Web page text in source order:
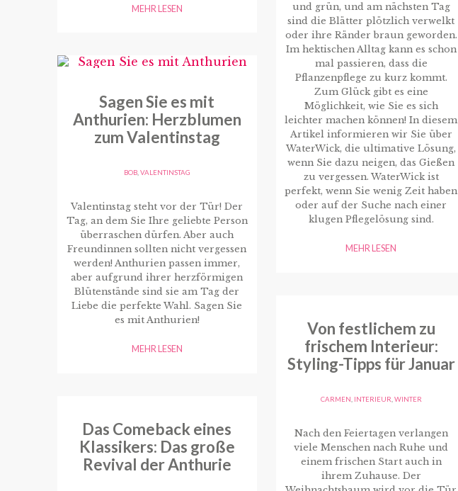
MEHR LESEN
Sagen Sie es mit
Anthurien: Herzblumen
zum Valentinstag
BOB, VALENTINSTAG
Valentinstag steht vor der Tür! Der
Tag, an dem Sie Ihre geliebte Person
überraschen dürfen. Aber auch
Freundinnen sollten nicht vergessen
werden! Anthurien passen immer,
aber aufgrund ihrer herzförmigen
Blütenstände sind sie am Tag der
Liebe die perfekte Wahl. Sagen Sie
es mit Anthurien!
MEHR LESEN
Das Comeback eines
Klassikers: Das große
Revival der Anthurie
und grün, und am nächsten Tag
sind die Blätter plötzlich verwelkt
oder ihre Ränder braun geworden.
Im hektischen Alltag kann es schon
mal passieren, dass die
Pflanzenpflege zu kurz kommt.
Zum Glück gibt es eine
Möglichkeit, wie Sie es sich
leichter machen können! In diesem
Artikel informieren wir Sie über
WaterWick, die ultimative Lösung,
wenn Sie dazu neigen, das Gießen
zu vergessen. WaterWick ist
perfekt, wenn Sie wenig Zeit haben
oder auf der Suche nach einer
klugen Pflegelösung sind.
MEHR LESEN
Von festlichem zu
frischem Interieur:
Styling-Tipps für Januar
CARMEN, INTERIEUR,WINTER
Nach den Feiertagen verlangen
viele Menschen nach Ruhe und
einem frischen Start auch in
ihrem Zuhause. Der